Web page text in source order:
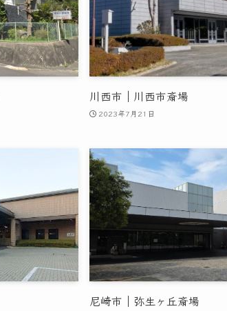
川西市｜川西市斎場
2023年7月21日
尼崎市｜弥生ヶ丘斎場